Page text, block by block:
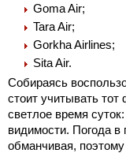
Goma Air;
Tara Air;
Gorkha Airlines;
Sita Air.
Собираясь
стоит учитывать
светлое время
видимости. Погода в
обманчивая,